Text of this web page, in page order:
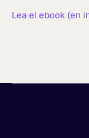
Lea el ebook (en